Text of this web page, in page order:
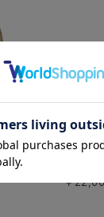
￥